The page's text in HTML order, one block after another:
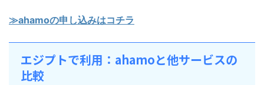
≫ahamoの申し込みはコチラ
エジプトで利用：ahamoと他サービスの
比較